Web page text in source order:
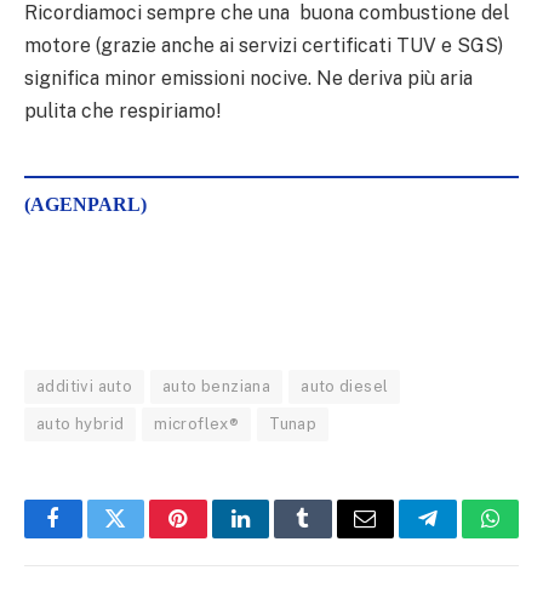
Ricordiamoci sempre che una buona combustione del
motore (grazie anche ai servizi certificati TUV e SGS)
significa minor emissioni nocive. Ne deriva più aria
pulita che respiriamo!
(AGENPARL)
additivi auto auto benziana auto diesel
auto hybrid microflex® Tunap
FacebookTwitterPinterestLinkedInTumblrEmail Telegram